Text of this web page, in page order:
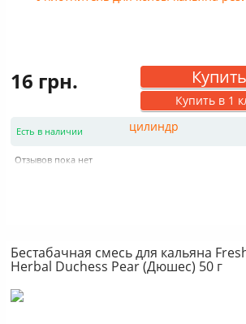
16 грн. Купить
Купить в 1
Есть в наличии
Отзывов пока нет
Бестабачная смесь для кальяна
Herbal Duchess Pear (Дюшес) 50 г